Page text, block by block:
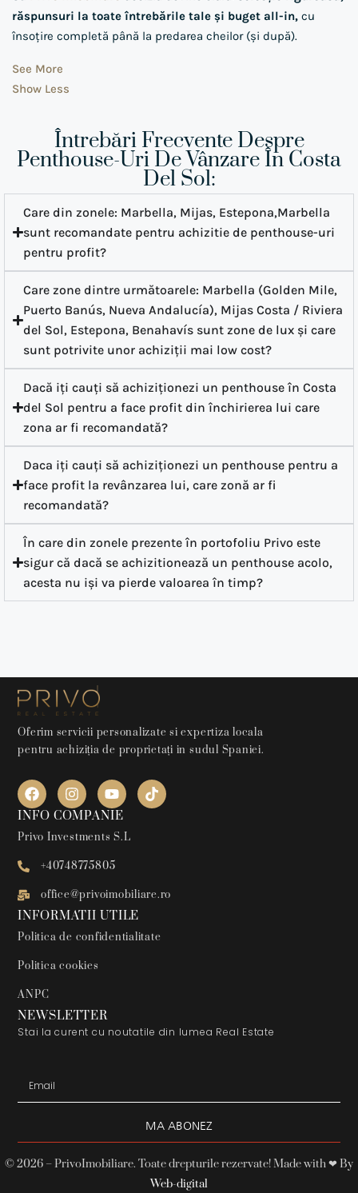
răspunsuri la toate întrebările tale și buget all-in, cu
însoțire completă până la predarea cheilor (și după).
See More
Show Less
Întrebări Frecvente Despre
Penthouse-Uri De Vânzare În Costa
Del Sol:
Care din zonele: Marbella, Mijas, Estepona,Marbella
sunt recomandate pentru achizitie de penthouse-uri
pentru profit?
Care zone dintre următoarele: Marbella (Golden Mile,
Puerto Banús, Nueva Andalucía), Mijas Costa / Riviera
del Sol, Estepona, Benahavís sunt zone de lux și care
sunt potrivite unor achiziții mai low cost?
Dacă iți cauți să achiziționezi un penthouse în Costa
del Sol pentru a face profit din închirierea lui care
zona ar fi recomandată?
Daca iți cauți să achiziționezi un penthouse pentru a
face profit la revânzarea lui, care zonă ar fi
recomandată?
În care din zonele prezente în portofoliu Privo este
sigur că dacă se achizitionează un penthouse acolo,
acesta nu iși va pierde valoarea în timp?
Oferim servicii personalizate si expertiza locala
pentru achiziția de proprietați in sudul Spaniei.
INFO COMPANIE
Privo Investments S.L
+40748775805
office@privoimobiliare.ro
INFORMATII UTILE
Politica de confidentialitate
Politica cookies
ANPC
NEWSLETTER
Stai la curent cu noutatile din lumea Real Estate
MA ABONEZ
© 2026 – PrivoImobiliare. Toate drepturile rezervate! Made with ❤ By
Web-digital